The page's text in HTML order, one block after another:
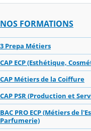
NOS FORMATIONS
3 Prepa Métiers
CAP ECP (Esthétique,
CAP Métiers de la Coiffure
CAP PSR (Production et
BAC PRO ECP (Métiers de
Parfumerie)